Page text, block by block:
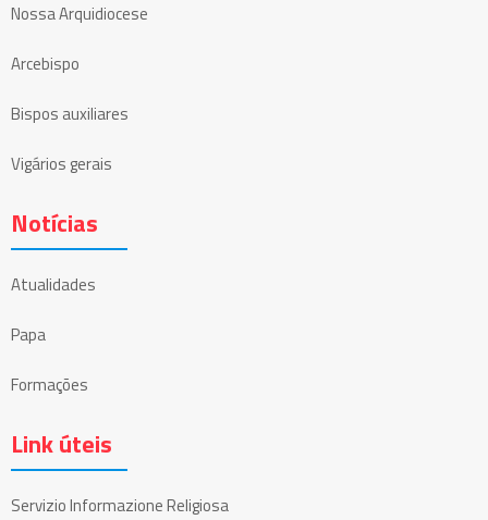
Nossa Arquidiocese
Arcebispo
Bispos auxiliares
Vigários gerais
Notícias
Atualidades
Papa
Formações
Link úteis
Servizio Informazione Religiosa